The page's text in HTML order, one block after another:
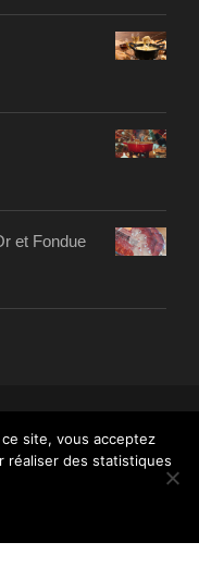
et Fondue
AFFINEUR
- INTÉGRATION :
site, vous acceptez
réaliser des statistiques